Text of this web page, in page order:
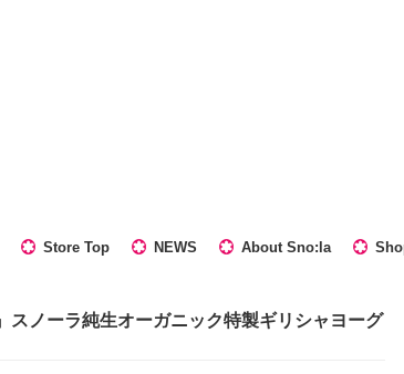
Store Top NEWS About Sno:la
スノーラ純生オーガニック特製ギリシャヨーグ